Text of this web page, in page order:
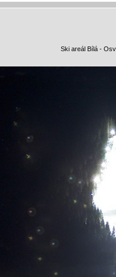
Ski areál Bílá -